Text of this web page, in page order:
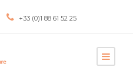
+33 (0)1 88 61 52 25